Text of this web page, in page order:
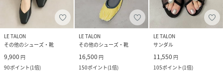
LE TALON
その他のシューズ・靴
9,900 円
90ポイント(1倍)
LE TALON
その他のシューズ・靴
16,500 円
150ポイント(1倍)
LE TALON
サンダル
11,550 円
105ポイント(1倍)